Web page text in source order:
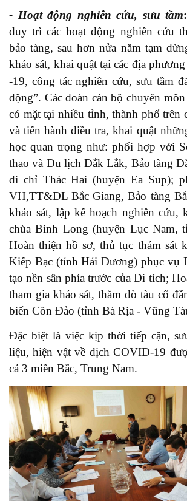
- Hoạt động nghiên cứu, sưu tầm:
duy trì các hoạt động nghiên cứu
bảo tàng, sau hơn nửa năm tạm
khảo sát, khai quật tại các địa
-19, công tác nghiên cứu, sưu tầm
động”. Các đoàn cán bộ chuyên
có mặt tại nhiều tỉnh, thành phố trên
và tiến hành điều tra, khai quật
học quan trọng như: phối hợp với
thao và Du lịch Đắk Lắk, Bảo tàng
di chỉ Thác Hai (huyện Ea Sup);
VH,TT&DL Bắc Giang, Bảo tàng
khảo sát, lập kế hoạch nghiên cứu,
chùa Bình Long (huyện Lục Nam,
Hoàn thiện hồ sơ, thủ tục thám sát
Kiếp Bạc (tỉnh Hải Dương) phục vụ
tạo nền sân phía trước của Di tích;
tham gia khảo sát, thăm dò tàu cổ
biển Côn Đảo (tỉnh Bà Rịa - Vũng
Đặc biệt là việc kịp thời tiếp cận,
liệu, hiện vật về dịch COVID-19
cả 3 miền Bắc, Trung Nam.